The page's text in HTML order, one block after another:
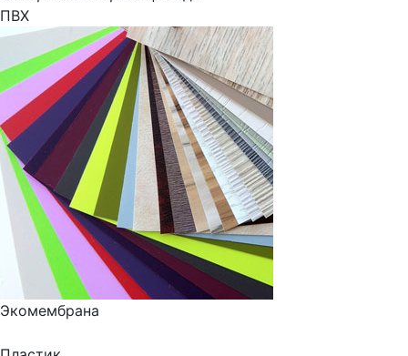
ПВХ
Экомембрана